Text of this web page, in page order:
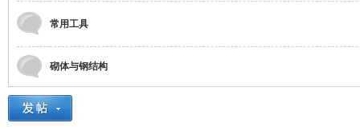
常用工具
砌体与钢结构